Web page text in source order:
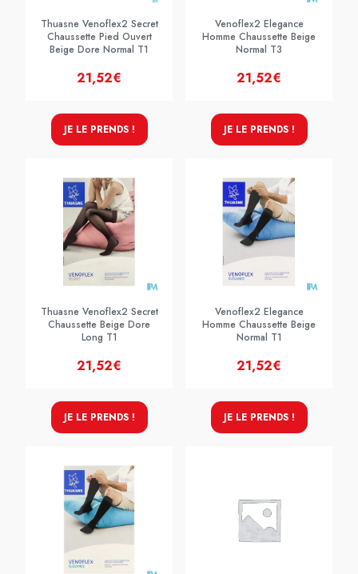
Thuasne Venoflex2 Secret
Chaussette Pied Ouvert
Beige Dore Normal T1
21,52€
JE LE PRENDS !
Venoflex2 Elegance
Homme Chaussette Beige
Normal T3
21,52€
JE LE PRENDS !
Thuasne Venoflex2 Secret
Chaussette Beige Dore
Long T1
21,52€
JE LE PRENDS !
Venoflex2 Elegance
Homme Chaussette Beige
Normal T1
21,52€
JE LE PRENDS !